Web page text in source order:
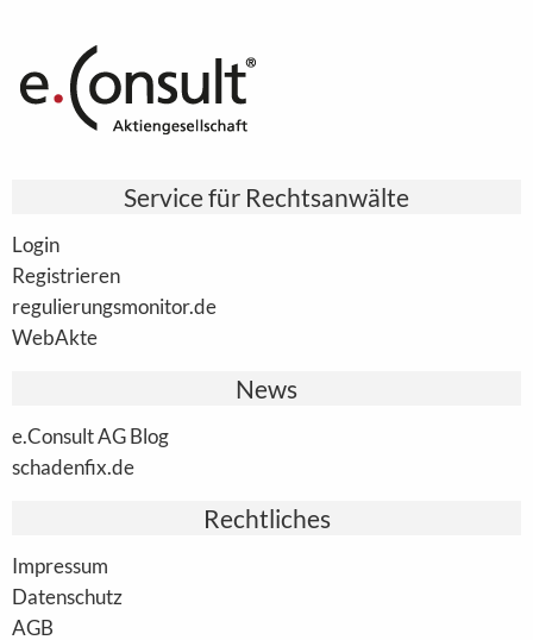
Service für Rechtsanwälte
Login
Registrieren
regulierungsmonitor.de
WebAkte
News
e.Consult AG Blog
schadenfix.de
Rechtliches
Impressum
Datenschutz
AGB